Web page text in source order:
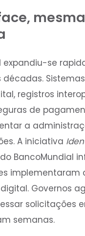
mesma
expandiu-se
registros
de
a
A iniciativa
BancoMundial
implementaram
Governos
solicitações
semanas.